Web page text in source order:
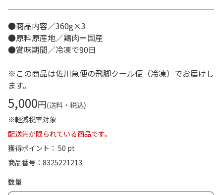
●商品内容／360g×3
●原料原産地／鶏肉＝国産
●賞味期間／冷凍で90日
※この商品は佐川急便の飛脚クール便（冷凍）でお届けし
ます。
5,000円(送料・税込)
※軽減税率対象
配送先が限られている商品です。
獲得ポイント： 50 pt
商品番号
8325221213
数量